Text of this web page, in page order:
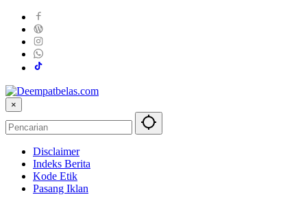
×
Disclaimer
Indeks Berita
Kode Etik
Pasang Iklan